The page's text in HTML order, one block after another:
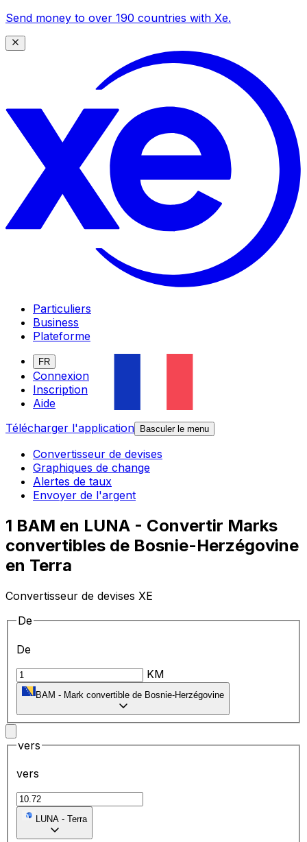
Send money to over 190 countries with Xe.
Particuliers
Business
Plateforme
FR
Connexion
Inscription
Aide
Télécharger l'application
Basculer le menu
Convertisseur de devises
Graphiques de change
Alertes de taux
Envoyer de l'argent
1 BAM en LUNA - Convertir Marks
convertibles de Bosnie-Herzégovine
en Terra
Convertisseur de devises XE
De
De
KM
BAM - Mark convertible de Bosnie-Herzégovine
vers
vers
LUNA - Terra